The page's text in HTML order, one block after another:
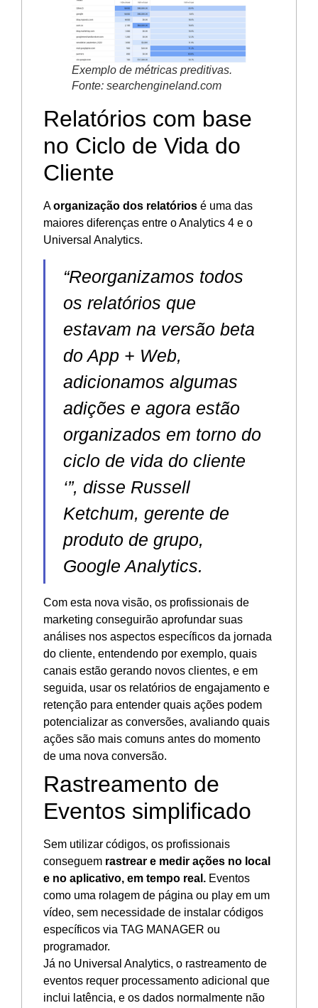
Exemplo de métricas preditivas.
Fonte: searchengineland.com
Relatórios com base
no Ciclo de Vida do
Cliente
Aorganização dos relatórios é uma das
maiores diferenças entre o Analytics 4 e o
Universal Analytics.
“Reorganizamos todos
os relatórios que
estavam na versão beta
do App + Web,
adicionamos algumas
adições e agora estão
organizados em torno do
ciclo de vida do cliente
‘”, disse Russell
Ketchum, gerente de
produto de grupo,
Google Analytics.
Com esta nova visão, os profissionais de
marketing conseguirão aprofundar suas
análises nos aspectos específicos da jornada
do cliente, entendendo por exemplo, quais
canais estão gerando novos clientes, e em
seguida, usar os relatórios de engajamento e
retenção para entender quais ações podem
potencializar as conversões, avaliando quais
ações são mais comuns antes do momento
de uma nova conversão.
Rastreamento de
Eventos simplificado
Sem utilizar códigos, os profissionais
conseguem rastrear e medir ações no local
e no aplicativo, em tempo real. Eventos
como uma rolagem de página ou play em um
vídeo, sem necessidade de instalar códigos
específicos via TAG MANAGER ou
programador.
Já no Universal Analytics, o rastreamento de
eventos requer processamento adicional que
inclui latência, e os dados normalmente não